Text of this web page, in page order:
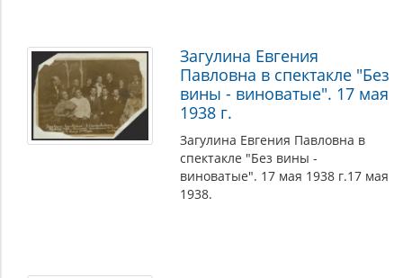
Загулина Евгения
Павловна в спектакле "Без
вины - виноватые". 17 мая
1938 г.
Загулина Евгения Павловна в
спектакле "Без вины -
виноватые". 17 мая 1938 г.17 мая
1938.